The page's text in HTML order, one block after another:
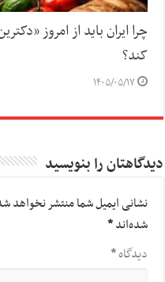
چرا ایران باید از امروز
کند؟
۱۴۰۵/۰۵/۱۷
دیدگاهتان را بنویسید
نشانی ایمیل شما منتشر نخواهد
شده‌اند*
دیدگاه*